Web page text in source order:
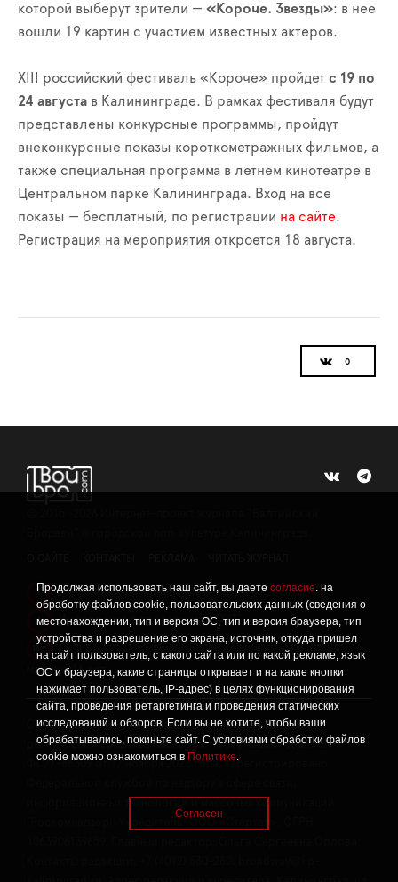
Продолжая использовать наш сайт, вы даете согласие. на
обработку файлов cookie, пользовательских данных (сведения о
местонахождении, тип и версия ОС, тип и версия браузера, тип
устройства и разрешение его экрана, источник, откуда пришел
на сайт пользователь, с какого сайта или по какой рекламе, язык
ОС и браузера, какие страницы открывает и на какие кнопки
нажимает пользователь, IP-адрес) в целях функционирования
сайта, проведения ретаргетинга и проведения статических
исследований и обзоров. Если вы не хотите, чтобы ваши
обрабатывались, покиньте сайт. С условиями обработки файлов
cookie можно ознакомиться в Политике.
Согласен
которой выберут зрители — «Короче. Звезды»: в нее
вошли 19 картин с участием известных актеров.
XIII российский фестиваль «Короче» пройдет с 19 по
24 августа в Калининграде. В рамках фестиваля будут
представлены конкурсные программы, пройдут
внеконкурсные показы короткометражных фильмов, а
также специальная программа в летнем кинотеатре в
Центральном парке Калининграда. Вход на все
показы — бесплатный, по регистрации на сайте.
Регистрация на мероприятия откроется 18 августа.
! Политика конфиденциальности
! Информация о проведении СОУТ
Данный сайт не предназначен для просмотра лицам
младше 16 лет.
Сетевое издание «Твой Бро», реестровая запись о
регистрации средства массовой информации: серия Эл №